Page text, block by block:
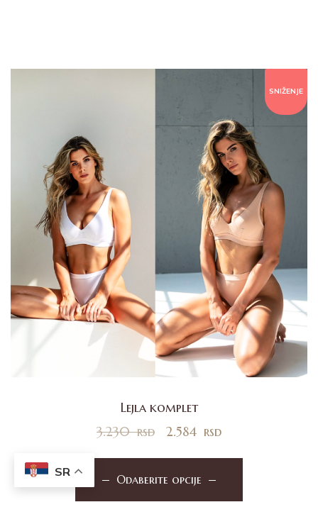
SNIŽENJE
Lejla komplet
3.230rsd 2.584 rsd
Odaberite opcije
SR